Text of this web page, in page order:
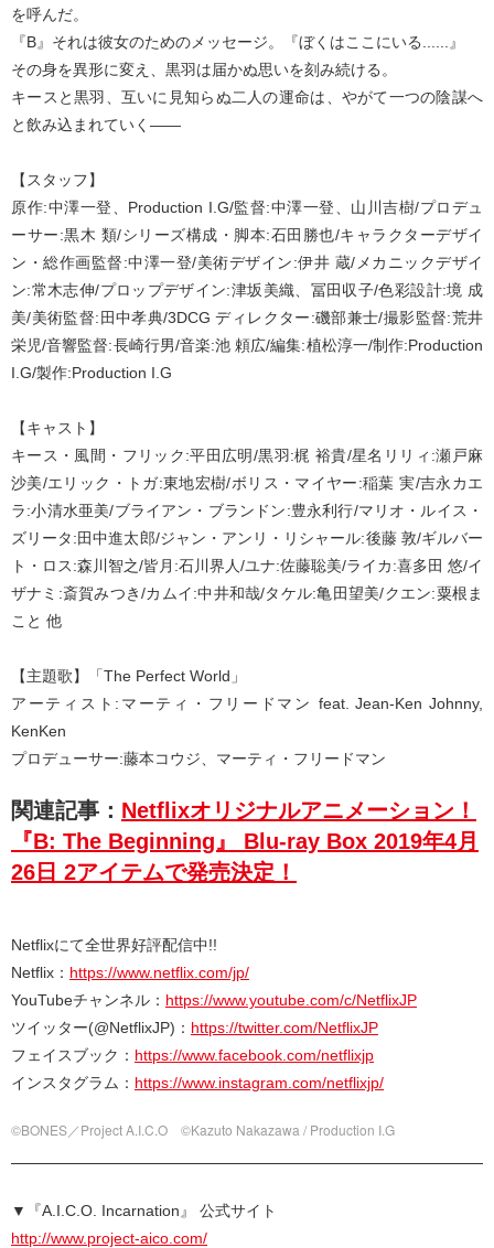
を呼んだ。
『B』それは彼女のためのメッセージ。『ぼくはここにいる......』
その身を異形に変え、黒羽は届かぬ思いを刻み続ける。
キースと黒羽、互いに見知らぬ二人の運命は、やがて一つの陰謀へ
と飲み込まれていく――
【スタッフ】
原作:中澤一登、Production I.G/監督:中澤一登、山川吉樹/プロデュ
ーサー:黒木 類/シリーズ構成・脚本:石田勝也/キャラクターデザイ
ン・総作画監督:中澤一登/美術デザイン:伊井 蔵/メカニックデザイ
ン:常木志伸/プロップデザイン:津坂美織、冨田収子/色彩設計:境 成
美/美術監督:田中孝典/3DCG ディレクター:磯部兼士/撮影監督:荒井
栄児/音響監督:長崎行男/音楽:池 頼広/編集:植松淳一/制作:Production
I.G/製作:Production I.G
【キャスト】
キース・風間・フリック:平田広明/黒羽:梶 裕貴/星名リリィ:瀬戸麻
沙美/エリック・トガ:東地宏樹/ボリス・マイヤー:稲葉 実/吉永カエ
ラ:小清水亜美/ブライアン・ブランドン:豊永利行/マリオ・ルイス・
ズリータ:田中進太郎/ジャン・アンリ・リシャール:後藤 敦/ギルバー
ト・ロス:森川智之/皆月:石川界人/ユナ:佐藤聡美/ライカ:喜多田 悠/イ
ザナミ:斎賀みつき/カムイ:中井和哉/タケル:亀田望美/クエン:粟根ま
こと 他
【主題歌】「The Perfect World」
アーティスト:マーティ・フリードマン feat. Jean-Ken Johnny,
KenKen
プロデューサー:藤本コウジ、マーティ・フリードマン
関連記事： Netflixオリジナルアニメーション！
『B: The Beginning』 Blu-ray Box 2019年4月
26日 2アイテムで発売決定！
Netflixにて全世界好評配信中!!
Netflix： https://www.netflix.com/jp/
YouTubeチャンネル： https://www.youtube.com/c/NetflixJP
ツイッター(@NetflixJP)： https://twitter.com/NetflixJP
フェイスブック： https://www.facebook.com/netflixjp
インスタグラム： https://www.instagram.com/netflixjp/
©BONES／Project A.I.C.O ©Kazuto Nakazawa / Production I.G
▼『A.I.C.O. Incarnation』 公式サイト
http://www.project-aico.com/